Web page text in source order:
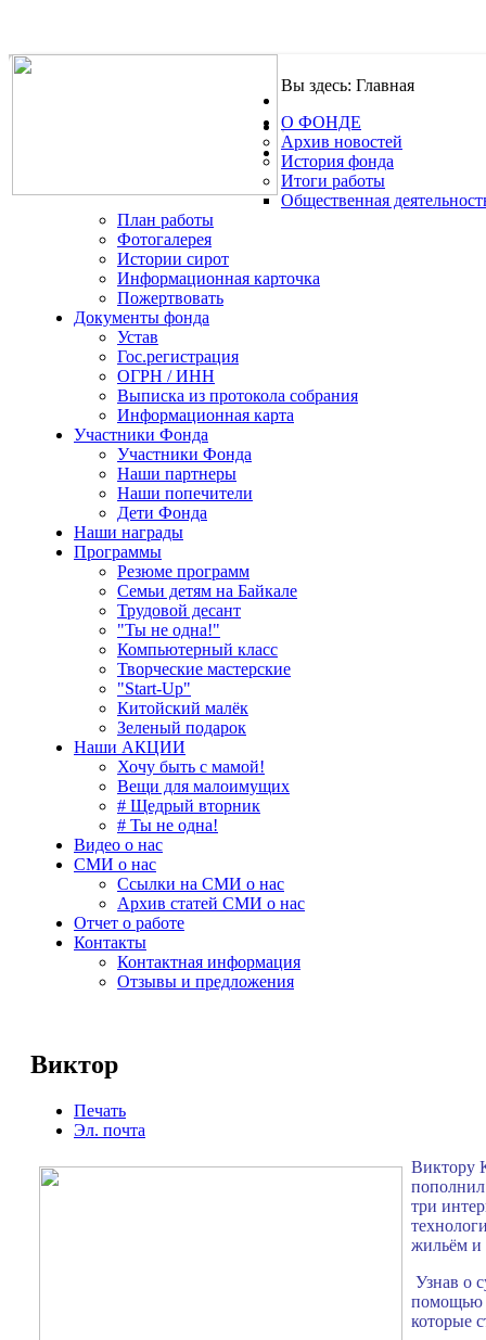
.
Вы здесь: Главная
О ФОНДЕ
Архив новостей
История фонда
Итоги работы
Общественная
План работы
Фотогалерея
Истории сирот
Информационная карточка
Пожертвовать
Документы фонда
Устав
Гос.регистрация
ОГРН / ИНН
Выписка из протокола собрания
Информационная карта
Участники Фонда
Участники Фонда
Наши партнеры
Наши попечители
Дети Фонда
Наши награды
Программы
Резюме программ
Семьи детям на Байкале
Трудовой десант
"Ты не одна!"
Компьютерный класс
Творческие мастерские
"Start-Up"
Китойский малёк
Зеленый подарок
Наши АКЦИИ
Хочу быть с мамой!
Вещи для малоимущих
# Щедрый вторник
# Ты не одна!
Видео о нас
СМИ о нас
Ссылки на СМИ о нас
Архив статей СМИ о нас
Отчет о работе
Контакты
Контактная информация
Отзывы и предложения
Виктор
Печать
Эл. почта
Виктору
три
жильём и
Узнав о
помощью
которые